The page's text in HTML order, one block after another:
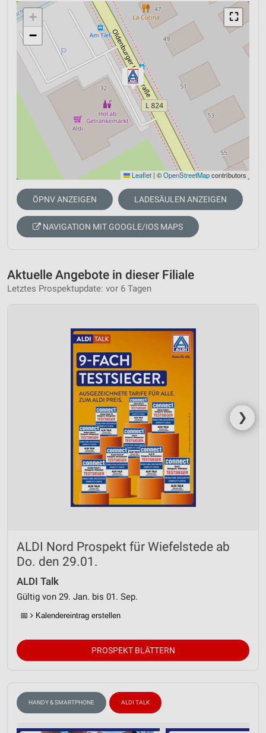
⛶
+
−
Leaflet | ©OpenStreetMapcontributors
ÖPNV ANZEIGEN LADESÄULEN ANZEIGEN
NAVIGATION MIT GOOGLE/IOS MAPS
Aktuelle Angebote in dieser Filiale
Letztes Prospektupdate: vor 6 Tagen
❯
ALDI Nord Prospekt für Wiefelstede ab
Do. den 29.01.
ALDI Talk
Gültig von 29. Jan. bis 01. Sep.
📅 Kalendereintrag erstellen
PROSPEKT BLÄTTERN
HANDY & SMARTPHONE ALDI TALK